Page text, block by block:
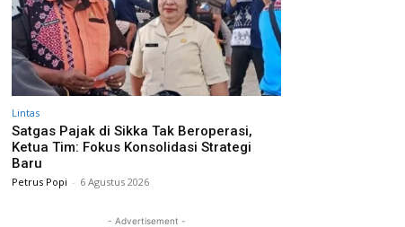
Lintas
Satgas Pajak di Sikka Tak Beroperasi,
Ketua Tim: Fokus Konsolidasi Strategi
Baru
Petrus Popi - 6 Agustus 2026
- Advertisement -